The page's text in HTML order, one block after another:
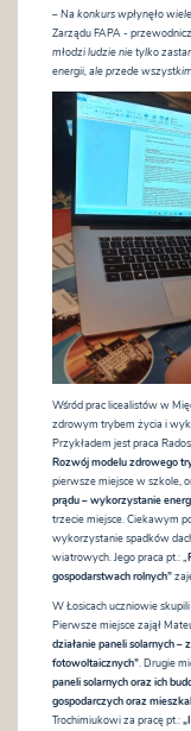
– Na konkurs wpłynęło
Zarządu FAPA -
młodzi ludzie nie tylko
energii, ale przede
Wśród prac licealistów w
zdrowym trybem życia i
Przykładem jest praca
Rozwój modelu zdrowego
pierwsze miejsce w szkole,
prądu – wykorzystanie
trzecie miejsce. Ciekawym
wykorzystanie spadków
wiatrowych. Jego praca pt.: „
gospodarstwach rolnych”
W Łosicach uczniowie
Pierwsze miejsce zajął
działanie paneli solarnych –
fotowoltaicznych”. Drugie
paneli solarnych oraz ich
gospodarczych oraz
Trochimiukowi za pracę pt.: